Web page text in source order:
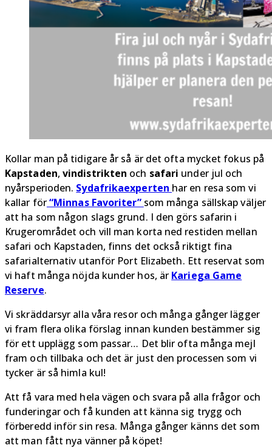
Kollar man på tidigare år så är det ofta mycket fokus på
Kapstaden, vindistrikten och safari under jul och
nyårsperioden. Sydafrikaexperten har en resa som vi
kallar för“Minnas Favoriter” som många sällskap väljer
att ha som någon slags grund. I den görs safarin i
Krugerområdet och vill man korta ned restiden mellan
safari och Kapstaden, finns det också riktigt fina
safarialternativ utanför Port Elizabeth. Ett reservat som
vi haft många nöjda kunder hos, är Kariega Game
Reserve.
Vi skräddarsyr alla våra resor och många gånger lägger
vi fram flera olika förslag innan kunden bestämmer sig
för ett upplägg som passar… Det blir ofta många mejl
fram och tillbaka och det är just den processen som vi
tycker är så himla kul!
Att få vara med hela vägen och svara på alla frågor och
funderingar och få kunden att känna sig trygg och
förberedd inför sin resa. Många gånger känns det som
att man fått nya vänner på köpet!